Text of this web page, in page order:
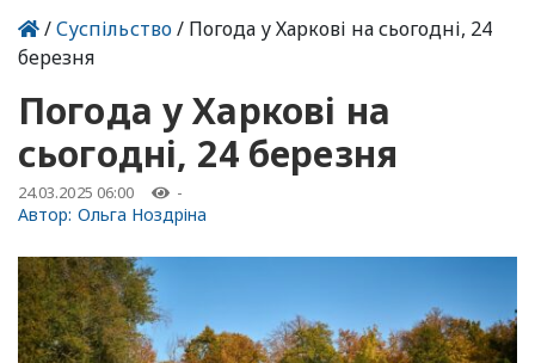
/Суспільство/ Погода у Харкові на сьогодні, 24
березня
Погода у Харкові на
сьогодні, 24 березня
24.03.2025 06:00 -
Автор: Ольга Ноздріна